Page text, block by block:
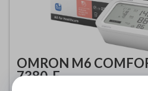
OMRON M6
7380-E